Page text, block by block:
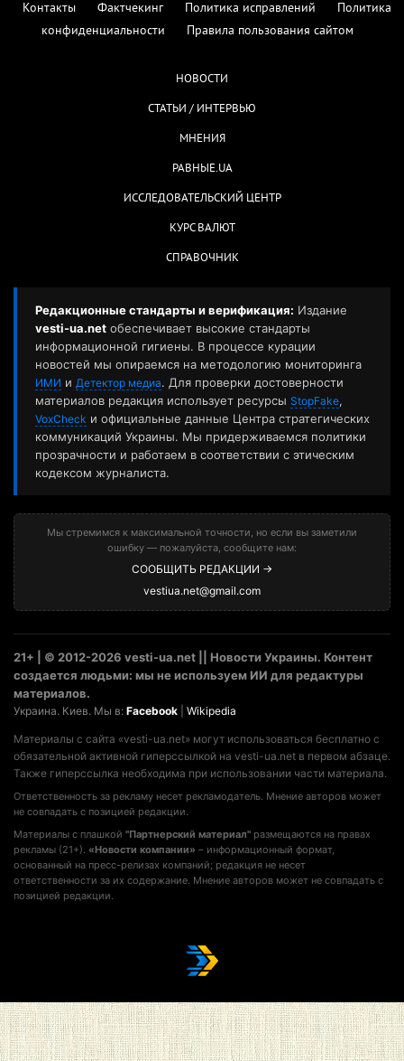
Контакты
Фактчекинг Политика исправлений
Политика
конфиденциальности
Правила пользования сайтом
НОВОСТИ
СТАТЬИ / ИНТЕРВЬЮ
МНЕНИЯ
РАВНЫЕ.UA
ИССЛЕДОВАТЕЛЬСКИЙ ЦЕНТР
КУРС ВАЛЮТ
СПРАВОЧНИК
Редакционные стандарты и верификация: Издание
vesti-ua.net обеспечивает высокие стандарты
информационной гигиены. В процессе курации
новостей мы опираемся на методологию мониторинга
ИМИ и Детектор медиа. Для проверки достоверности
материалов редакция использует ресурсы StopFake,
VoxCheck и официальные данные Центра стратегических
коммуникаций Украины. Мы придерживаемся политики
прозрачности и работаем в соответствии с этическим
кодексом журналиста.
Мы стремимся к максимальной точности, но если вы заметили
ошибку — пожалуйста, сообщите нам:
СООБЩИТЬ РЕДАКЦИИ →
vestiua.net@gmail.com
21+ | © 2012-2026 vesti-ua.net || Новости Украины. Контент
создается людьми: мы не используем ИИ для редактуры
материалов.
Украина. Киев. Мы в: Facebook Wikipedia
Материалы с сайта «vesti-ua.net» могут использоваться бесплатно с
обязательной активной гиперссылкой на vesti-ua.net в первом абзаце.
Также гиперссылка необходима при использовании части материала.
Ответственность за рекламу несет рекламодатель. Мнение авторов может
не совпадать с позицией редакции.
Материалы с плашкой "Партнерский материал" размещаются на правах
рекламы (21+). «Новости компании» – информационный формат,
основанный на пресс-релизах компаний; редакция не несет
ответственности за их содержание. Мнение авторов может не совпадать с
позицией редакции.